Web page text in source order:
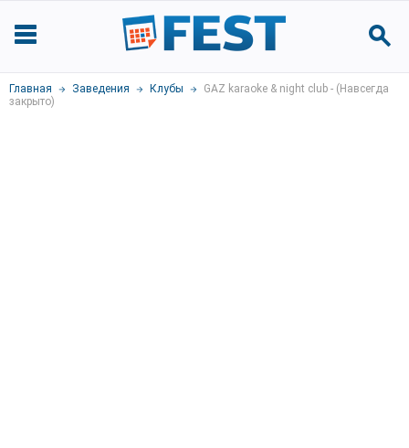
Главная Заведения Клубы
GAZ karaoke & night club - (Навсегда
закрыто)